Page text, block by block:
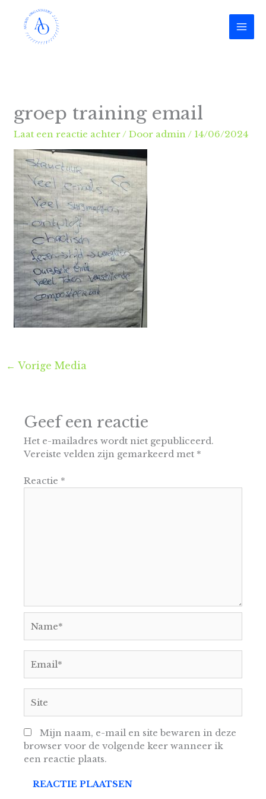
inhoud
groep training email
Laat een reactie achter / Door admin / 14/06/2024
← Vorige Media
Geef een reactie
Het e-mailadres wordt niet gepubliceerd.
Vereiste velden zijn gemarkeerd met *
Reactie *
Mijn naam, e-mail en site bewaren in deze
browser voor de volgende keer wanneer ik
een reactie plaats.